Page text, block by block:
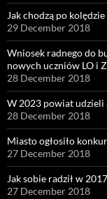
Jak chodzą po
29 December 2018
Wniosek radnego do
nowych uczniów LO i
28 December 2018
W 2023 powiat udzieli
28 December 2018
Miasto ogłosiło
27 December 2018
Jak sobie radził w
27 December 2018